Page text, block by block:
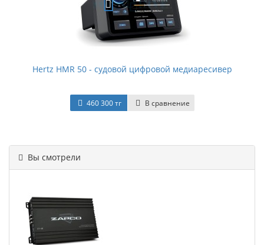
Hertz HMR 50 - судовой цифровой медиаресивер
460 300 тг В сравнение
Вы смотрели